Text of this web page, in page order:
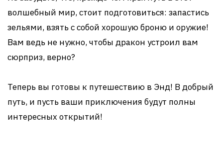
волшебный мир, стоит подготовиться: запастись
зельями, взять с собой хорошую броню и оружие!
Вам ведь не нужно, чтобы дракон устроил вам
сюрприз, верно?
Теперь вы готовы к путешествию в Энд! В добрый
путь, и пусть ваши приключения будут полны
интересных открытий!